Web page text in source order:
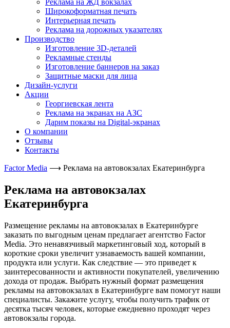
Реклама на ЖД вокзалах
Широкоформатная печать
Интерьерная печать
Реклама на дорожных указателях
Производство
Изготовление 3D-деталей
Рекламные стенды
Изготовление баннеров на заказ
Защитные маски для лица
Дизайн-услуги
Акции
Георгиевская лента
Реклама на экранах на АЗС
Дарим показы на Digital-экранах
О компании
Отзывы
Контакты
Factor Media ⟶ Реклама на автовокзалах Екатеринбурга
Реклама на автовокзалах
Екатеринбурга
Размещение рекламы на автовокзалах в Екатеринбурге
заказать по выгодным ценам предлагает агентство Factor
Media. Это ненавязчивый маркетинговый ход, который в
короткие сроки увеличит узнаваемость вашей компании,
продукта или услуги. Как следствие — это приведет к
заинтересованности и активности покупателей, увеличению
дохода от продаж. Выбрать нужный формат размещения
рекламы на автовокзалах в Екатеринбурге вам помогут наши
специалисты. Закажите услугу, чтобы получить трафик от
десятка тысяч человек, которые ежедневно проходят через
автовокзалы города.